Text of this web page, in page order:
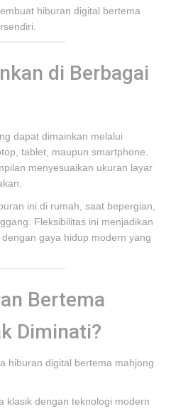
hiburan digital bertema
di Berbagai
dapat dimainkan melalui
tablet, maupun smartphone.
menyesuaikan ukuran layar
ini di rumah, saat bepergian,
Fleksibilitas ini menjadikan
gaya hidup modern yang
Bertema
Diminati?
hiburan digital bertema mahjong
klasik dengan teknologi modern